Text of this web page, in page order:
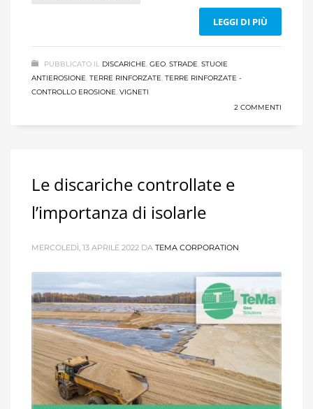
LEGGI DI PIÙ
PUBBLICATO IL DISCARICHE GEO STRADE STUOIE
ANTIEROSIONE TERRE RINFORZATE TERRE RINFORZATE -
CONTROLLO EROSIONE VIGNETI
2 COMMENTI
Le discariche controllate e
l’importanza di isolarle
MERCOLEDÌ, 13 APRILE 2022 DA TEMA CORPORATION